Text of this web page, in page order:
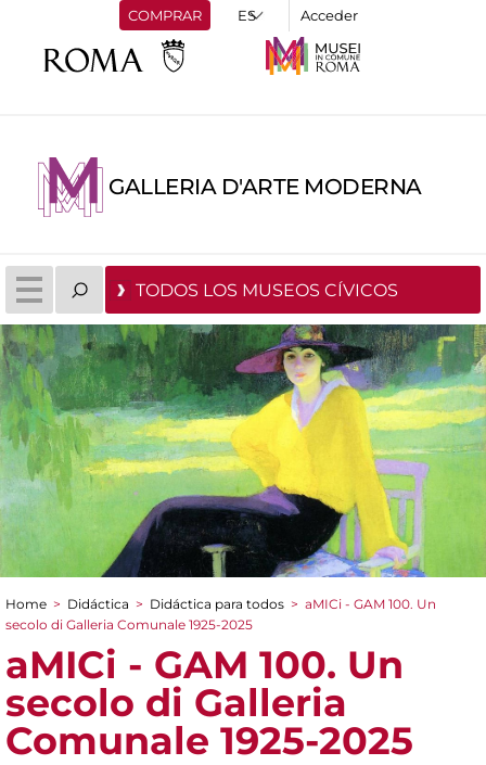
COMPRAR Acceder
GALLERIA D'ARTE MODERNA
TODOS LOS MUSEOS CÍVICOS
You are here
Home > Didáctica > Didáctica para todos > aMICi - GAM 100. Un
secolo di Galleria Comunale 1925-2025
aMICi - GAM 100. Un
secolo di Galleria
Comunale 1925-2025